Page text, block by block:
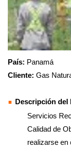
País: Panamá
Cliente: Gas
Descripción del
Servicios
Calidad de
realizarse en